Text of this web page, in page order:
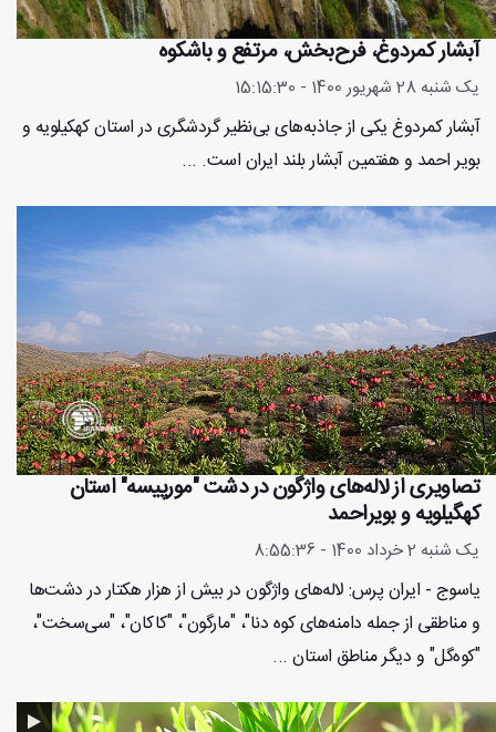
آبشار کمردوغ، فرح‌بخش، مرتفع و باشکوه
یک شنبه 28 شهریور 1400 - 15:15:30
آبشار کمردوغ یکی از جاذبه‌های بی‌نظیر گردشگری در استان کهکیلویه و
بویر احمد و هفتمین آبشار بلند ایران است. ...
تصاویری از لاله‌های واژگون در دشت "مورپیسه" استان
کهگیلویه و بویراحمد
یک شنبه 2 خرداد 1400 - 8:55:36
یاسوج - ایران پرس: لاله‌های واژگون در بیش از هزار هکتار در دشت‌ها
و مناطقی از جمله دامنه‌های کوه دنا"، "مارگون"، "کاکان"، "سی‌سخت"،
"کوه‌گل" و دیگر مناطق استان ...